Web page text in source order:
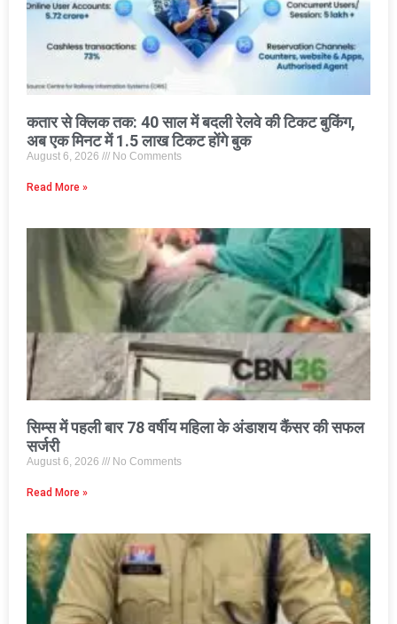
कतार से क्लिक तक: 40 साल में बदली रेलवे की टिकट बुकिंग,
अब एक मिनट में 1.5 लाख टिकट होंगे बुक
August 6, 2026 No Comments
Read More »
सिम्स में पहली बार 78 वर्षीय महिला के अंडाशय कैंसर की सफल
सर्जरी
August 6, 2026 No Comments
Read More »